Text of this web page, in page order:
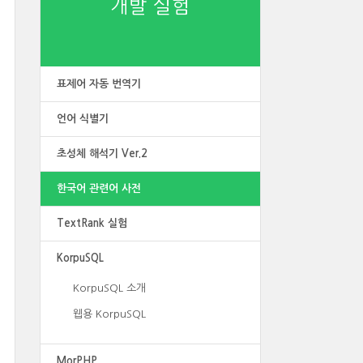
개발 실험
표제어 자동 번역기
언어 식별기
초성체 해석기 Ver.2
한국어 관련어 사전
TextRank 실험
KorpuSQL
KorpuSQL 소개
웹용 KorpuSQL
MorPHP